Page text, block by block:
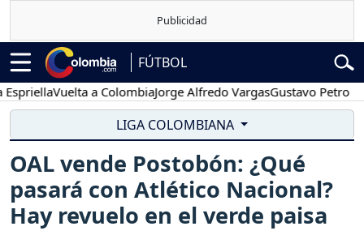
FÚTBOL
Vuelta a ColombiaJorge Alfredo VargasGustavo Petro
LIGA COLOMBIANA
OAL vende Postobón: ¿Qué
pasará con Atlético Nacional?
Hay revuelo en el verde paisa